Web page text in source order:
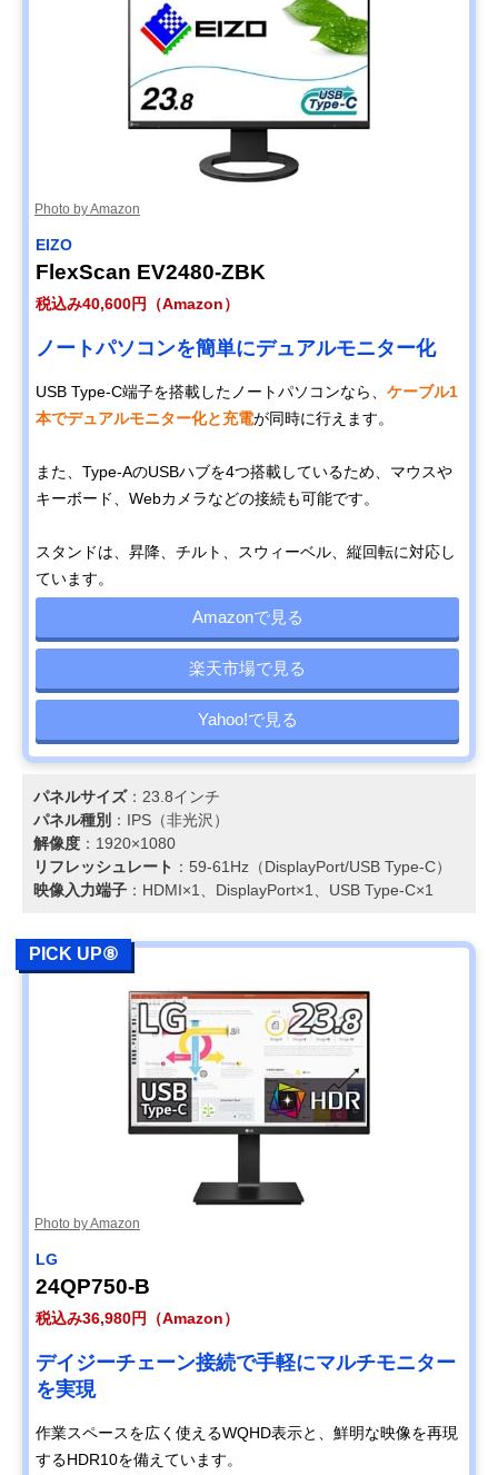
Photo by Amazon
EIZO
FlexScan EV2480-ZBK
税込み40,600円（Amazon）
ノートパソコンを簡単にデュアルモニター化
USB Type-C端子を搭載したノートパソコンなら、 ケーブル1
本でデュアルモニター化と充電が同時に行えます。
また、Type-AのUSBハブを4つ搭載しているため、マウスや
キーボード、Webカメラなどの接続も可能です。
スタンドは、昇降、チルト、スウィーベル、縦回転に対応し
ています。
Amazonで見る
楽天市場で見る
Yahoo!で見る
パネルサイズ：23.8インチ
パネル種別 ：IPS（非光沢）
解像度 ：1920×1080
リフレッシュレート ：59-61Hz（DisplayPort/USB Type-C）
映像入力端子 ：HDMI×1、DisplayPort×1、USB Type-C×1
PICK UP⑧
Photo by Amazon
LG
24QP750-B
税込み36,980円（Amazon）
デイジーチェーン接続で手軽にマルチモニター
を実現
作業スペースを広く使えるWQHD表示と、鮮明な映像を再現
するHDR10を備えています。